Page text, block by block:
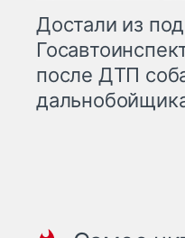
Достали из
после ДТП